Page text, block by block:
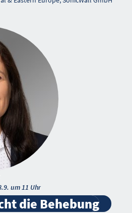
um 11 Uhr
die Behebung